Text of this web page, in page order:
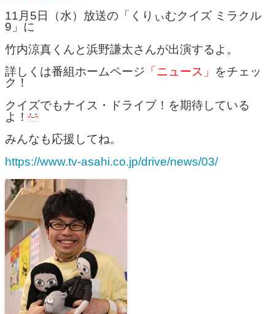
11月5日（水）放送の「くりぃむクイズ ミラクル
9」に
竹内涼真くんと浜野謙太さんが出演するよ。
詳しくは番組ホームページ 「ニュース」 をチェッ
ク！
クイズでもナイス・ドライブ！を期待している
よ！
みんなも応援してね。
https://www.tv-asahi.co.jp/drive/news/03/